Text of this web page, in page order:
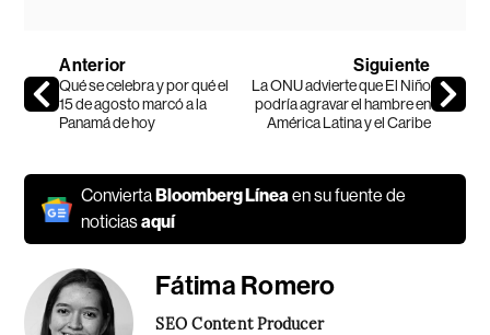
Anterior
Qué se celebra y por qué el
15 de agosto marcó a la
Panamá de hoy
Siguiente
La ONU advierte que El Niño
podría agravar el hambre en
América Latina y el Caribe
Convierta Bloomberg Líneaen su fuente de
noticiasaquí
Fátima Romero
SEO Content Producer